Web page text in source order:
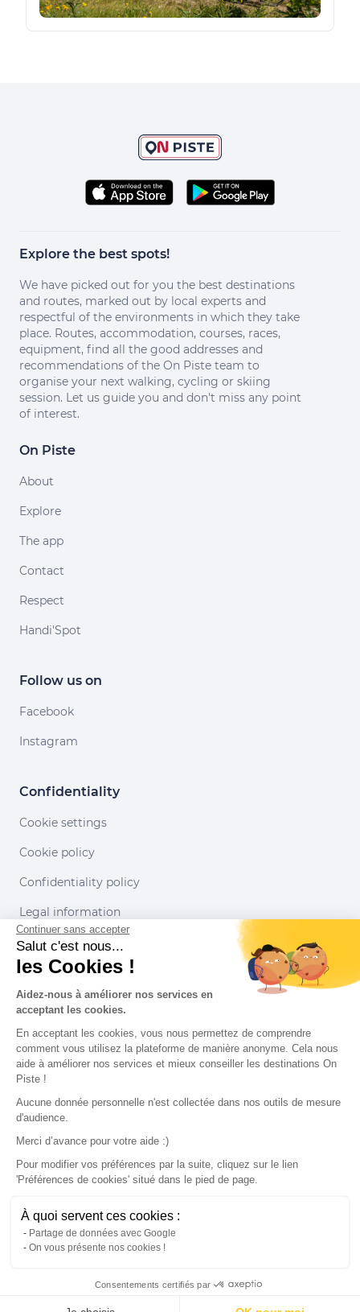
Continue with the app
Explore the best spots!
We have picked out for you the best destinations
and routes, marked out by local experts and
respectful of the environments in which they take
place. Routes, accommodation, courses, races,
equipment, find all the good addresses and
recommendations of the On Piste team to
organise your next walking, cycling or skiing
session. Let us guide you and don't miss any point
of interest.
On Piste
About
Explore
The app
Contact
Respect
Handi'Spot
Follow us on
Facebook
Instagram
Confidentiality
Cookie settings
Cookie policy
Confidentiality policy
Legal information
Conditions of use
Our partners
v. 1.45.0
Continuer sans accepter
Salut c'est nous...
les Cookies !
Aidez-nous à améliorer nos services en
acceptant les cookies.
En acceptant les cookies, vous nous permettez de comprendre
comment vous utilisez la plateforme de manière anonyme. Cela nous
aide à améliorer nos services et mieux conseiller les destinations On
Piste !
Aucune donnée personnelle n'est collectée dans nos outils de mesure
d'audience.
Merci d’avance pour votre aide :)
Pour modifier vos préférences par la suite, cliquez sur le lien
'Préférences de cookies' situé dans le pied de page.
À quoi servent ces cookies :
Partage de données avec Google
On vous présente nos cookies !
Consentements certifiés par